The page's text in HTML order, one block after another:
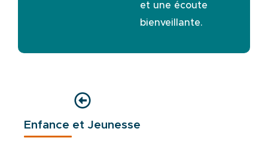
et une écoute
bienveillante.
Enfance et Jeunesse